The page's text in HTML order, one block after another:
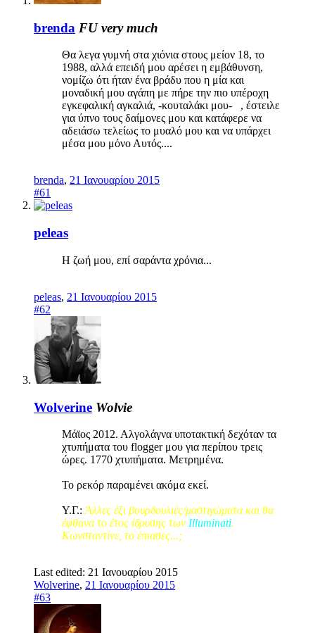
brenda FU very much
Θα λεγα γυμνή στα χιόνια στους μείον 18, το
1988, αλλά επειδή μου αρέσει η εμβάθυνση,
νομίζω ότι ήταν ένα βράδυ που η μία και
μοναδική μου αγάπη με πήρε την πιο υπέροχη
εγκεφαλική αγκαλιά, -κουταλάκι μου- , έστειλε
για ύπνο τους δαίμονες μου και κατάφερε να
αδειάσω τελείως το μυαλό μου και να υπάρχει
μέσα μου μόνο Αυτός....
brenda, 21 Ιανουαρίου 2015
#61
peleas
Η ζωή μου, επί σαράντα χρόνια...
peleas, 21 Ιανουαρίου 2015
#62
Wolverine Wolvie
Μάϊος 2012. Αλγολάγνα υποτακτική δεχόταν τα
χτυπήματα του flogger μου για περίπου τρεις
ώρες. 1770 χτυπήματα. Μετρημένα.
Το ρεκόρ παραμένει ακόμα εκεί.
Υ.Γ.: Άλλες έξι βουρδουλιές/μαστιγώματα και θα
έφθανα το έτος ίδρυσης των Illuminati.
Κωνσταντίνε, το έπιασες...;
Last edited: 21 Ιανουαρίου 2015
Wolverine, 21 Ιανουαρίου 2015
#63